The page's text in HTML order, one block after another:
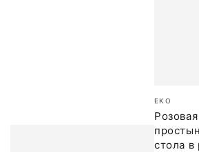
Бренд:
EKO
стола в